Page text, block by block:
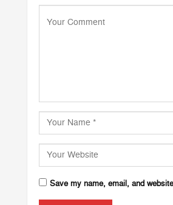
Save my name, email, and